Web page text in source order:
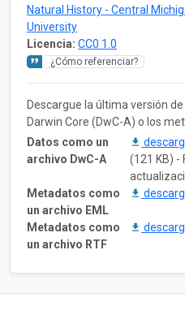
Natural History - Central
University
Licencia: CC0 1.0
¿Cómo referenciar?
Descargue la última versión
Darwin Core (DwC-A) o los
Datos como un
archivo DwC-A
(121 KB) -
Metadatos como
un archivo EML
Metadatos como
un archivo RTF